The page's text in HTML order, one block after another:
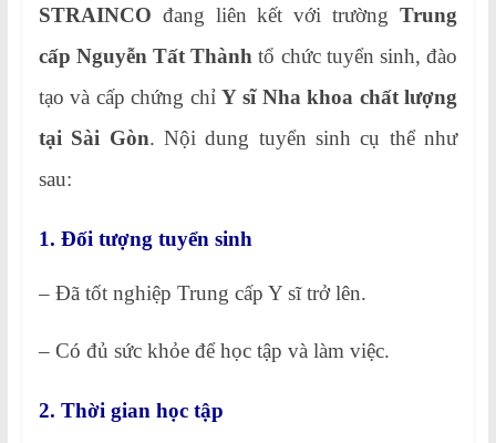
STRAINCO đang liên kết với trườngTrung
cấp Nguyễn Tất Thành tổ chức tuyển sinh, đào
tạo và cấp chứng chỉY sĩ Nha khoa chất lượng
tại Sài Gòn. Nội dung tuyển sinh cụ thể như
sau:
1. Đối tượng tuyển sinh
– Đã tốt nghiệp Trung cấp Y sĩ trở lên.
– Có đủ sức khỏe để học tập và làm việc.
2. Thời gian học tập